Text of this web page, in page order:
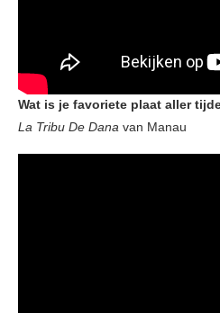
Wat is je favoriete plaat aller
La Tribu De Dana van Manau